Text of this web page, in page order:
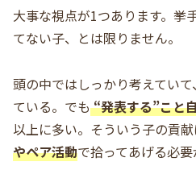
大事な視点が1つあります。挙
てない子、とは限りません。
頭の中ではしっかり考えてい
ている。でも “発表する”こと
以上に多い。そういう子の貢
やペア活動で拾ってあげる必要